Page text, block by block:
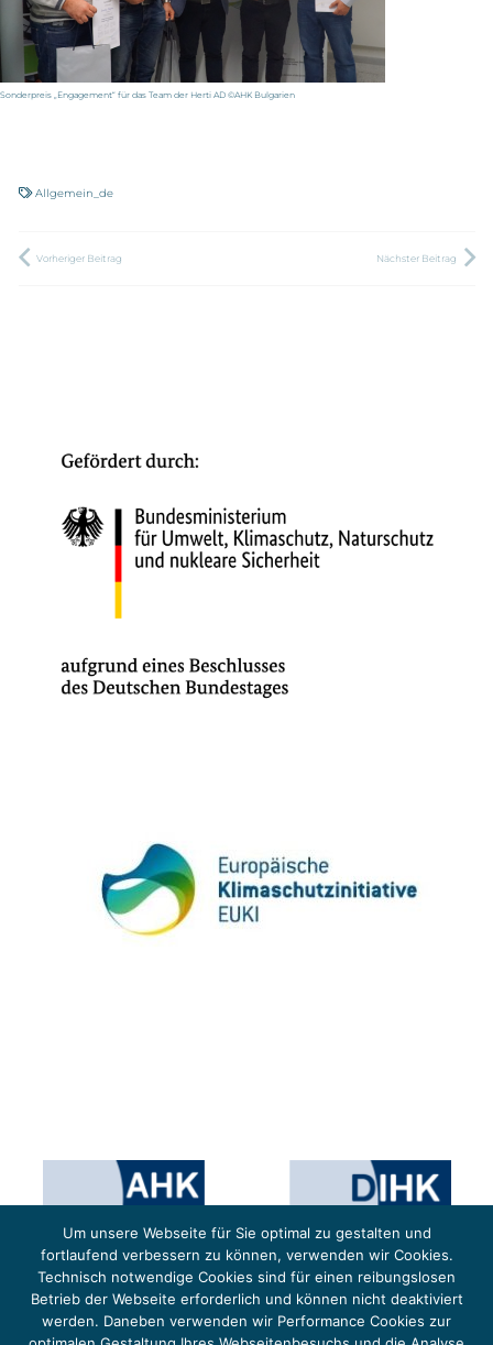
Sonderpreis „Engagement“ für das Team der Herti AD ©AHK Bulgarien
Allgemein_de
Vorheriger Beitrag Nächster Beitrag
Um unsere Webseite für Sie optimal zu gestalten und
fortlaufend verbessern zu können, verwenden wir Cookies.
Technisch notwendige Cookies sind für einen reibungslosen
Betrieb der Webseite erforderlich und können nicht deaktiviert
werden. Daneben verwenden wir Performance Cookies zur